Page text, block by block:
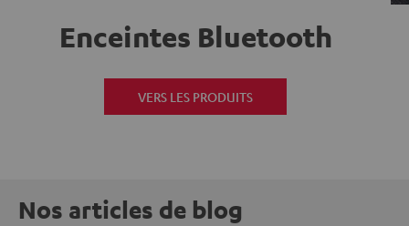
Enceintes Bluetooth
VERS LES PRODUITS
Nos articles de blog